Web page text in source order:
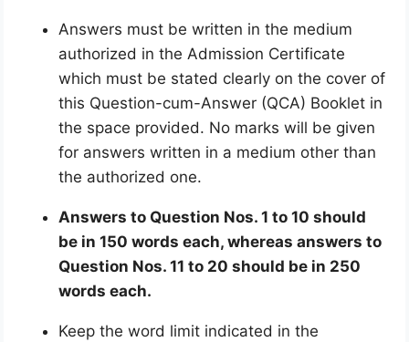
Answers must be written in the medium
authorized in the Admission Certificate
which must be stated clearly on the cover of
this Question-cum-Answer (QCA) Booklet in
the space provided. No marks will be given
for answers written in a medium other than
the authorized one.
Answers to Question Nos. 1 to 10 should
be in 150 words each, whereas answers to
Question Nos. 11 to 20 should be in 250
words each.
Keep the word limit indicated in the